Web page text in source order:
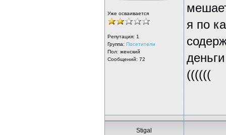
Уже осваивается
Репутация: 1
Группа: Посетители
Пол: женский
Сообщений: 72
я по
((((((
Stigal